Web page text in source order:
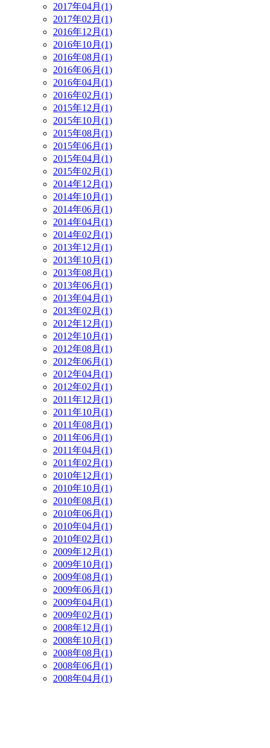
2017年04月(1)
2017年02月(1)
2016年12月(1)
2016年10月(1)
2016年08月(1)
2016年06月(1)
2016年04月(1)
2016年02月(1)
2015年12月(1)
2015年10月(1)
2015年08月(1)
2015年06月(1)
2015年04月(1)
2015年02月(1)
2014年12月(1)
2014年10月(1)
2014年06月(1)
2014年04月(1)
2014年02月(1)
2013年12月(1)
2013年10月(1)
2013年08月(1)
2013年06月(1)
2013年04月(1)
2013年02月(1)
2012年12月(1)
2012年10月(1)
2012年08月(1)
2012年06月(1)
2012年04月(1)
2012年02月(1)
2011年12月(1)
2011年10月(1)
2011年08月(1)
2011年06月(1)
2011年04月(1)
2011年02月(1)
2010年12月(1)
2010年10月(1)
2010年08月(1)
2010年06月(1)
2010年04月(1)
2010年02月(1)
2009年12月(1)
2009年10月(1)
2009年08月(1)
2009年06月(1)
2009年04月(1)
2009年02月(1)
2008年12月(1)
2008年10月(1)
2008年08月(1)
2008年06月(1)
2008年04月(1)